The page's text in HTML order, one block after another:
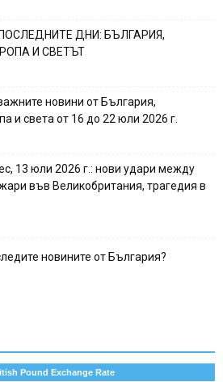
ДНИ: БЪЛГАРИЯ,
И СВЕТЪТ
новини от България,
и света от 16 до 22 юли 2026 г.
13 юли 2026 г.: нови удари между
във Великобритания, трагедия в
новините от България?
Pound Exchange Rate